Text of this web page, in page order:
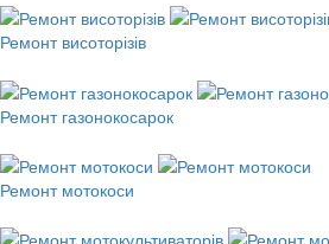
Ремонт висоторізів
Ремонт газонокосарок
Ремонт мотокоси